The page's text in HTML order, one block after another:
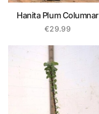
Hanita Plum Columnar
Tree
€29.99